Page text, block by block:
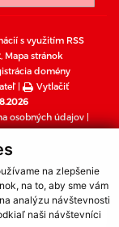
na zlepšenie
na to, aby sme vám
analýzu návštevnosti
naši návštevníci
s využitím RSS
Mapa stránok
domény
|
Vytlačiť
osobných údajov |
(COVID-19)